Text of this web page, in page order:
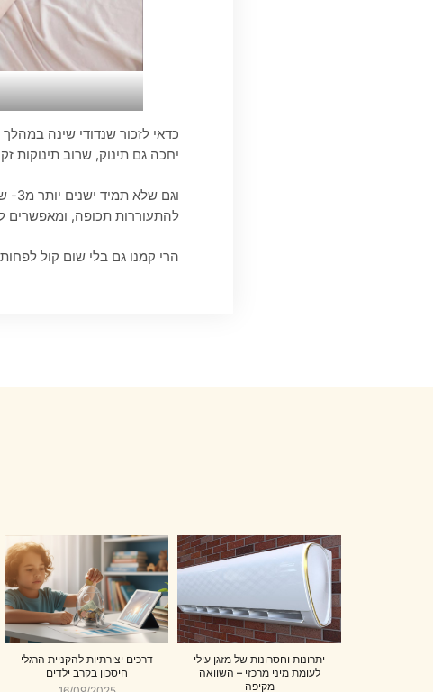
כדאי לזכור שנדודי שינה
יחכה גם תינוק, שרוב תינוקות
להתעוררות תכופה, ומאפשרים
הרי קמנו גם בלי שום קול
יתרונות וחסרונות של מזגן עילי
לעומת מיני מרכזי – השוואה
מקיפה
דרכים יצירתיות להקניית הרגלי
חיסכון בקרב ילדים